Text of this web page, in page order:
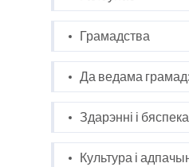
Грамадства
Да ведама
Здарэнні і бяспека
Культура і